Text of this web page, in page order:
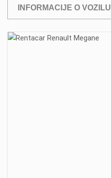
INFORMACIJE O VOZILU